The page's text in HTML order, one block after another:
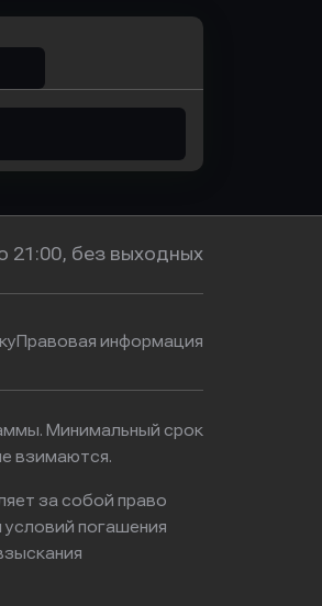
21:00, без выходных
Правовая информация
Минимальный срок
взимаются.
за собой право
погашения